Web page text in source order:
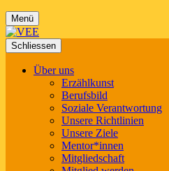
Menü
Schliessen
Über uns
Erzählkunst
Berufsbild
Soziale Verantwortung
Unsere Richtlinien
Unsere Ziele
Mentor*innen
Mitgliedschaft